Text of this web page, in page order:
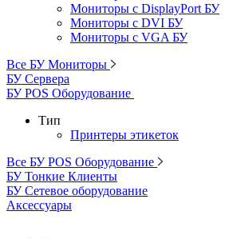
Мониторы с DisplayPort БУ
Мониторы с DVI БУ
Мониторы с VGA БУ
Все БУ Мониторы
БУ Сервера
БУ POS Оборудование
Тип
Принтеры этикеток
Все БУ POS Оборудование
БУ Тонкие Клиенты
БУ Сетевое оборудование
Аксессуары